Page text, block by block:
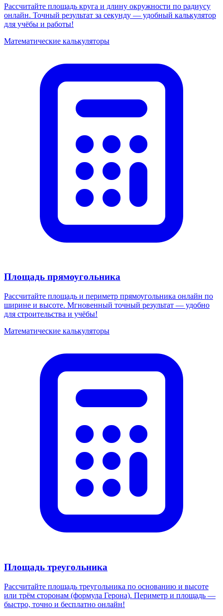
Рассчитайте площадь круга и длину окружности по радиусу
онлайн. Точный результат за секунду — удобный калькулятор
для учёбы и работы!
Математические калькуляторы
Площадь прямоугольника
Рассчитайте площадь и периметр прямоугольника онлайн по
ширине и высоте. Мгновенный точный результат — удобно
для строительства и учёбы!
Математические калькуляторы
Площадь треугольника
Рассчитайте площадь треугольника по основанию и высоте
или трём сторонам (формула Герона). Периметр и площадь —
быстро, точно и бесплатно онлайн!